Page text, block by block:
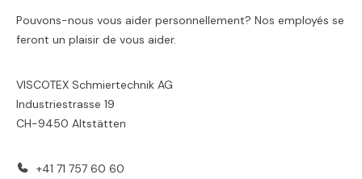
Pouvons-nous vous aider personnellement? Nos employés se
feront un plaisir de vous aider.
VISCOTEX Schmiertechnik AG
Industriestrasse 19
CH-9450 Altstätten
+41 71 757 60 60